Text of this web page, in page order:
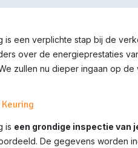
is een verplichte stap bij de
over de energieprestaties
zullen nu dieper ingaan op
is een grondige inspectie van
De gegevens worden